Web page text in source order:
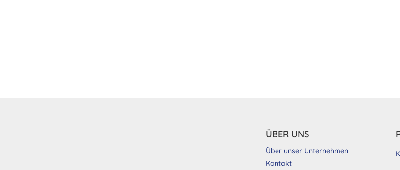
ÜBER UNS
Über unser Unternehmen
Kontakt